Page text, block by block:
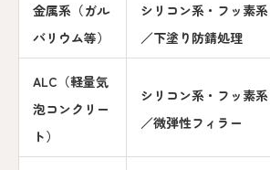
金属系（ガル
バリウム等）
シリコン系・フッ素系
／下塗り防錆処理
ALC（軽量気
泡コンクリー
ト）
シリコン系・フッ素系
／微弾性フィラー